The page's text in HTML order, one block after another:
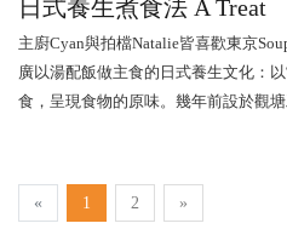
日式養生煮食法 A Treat
主廚Cyan與拍檔Natalie皆喜歡東京
廣以湯配飯做主食的日式養生文化：
食，呈現食物的原味。幾年前設於觀塘
« 1 2 »